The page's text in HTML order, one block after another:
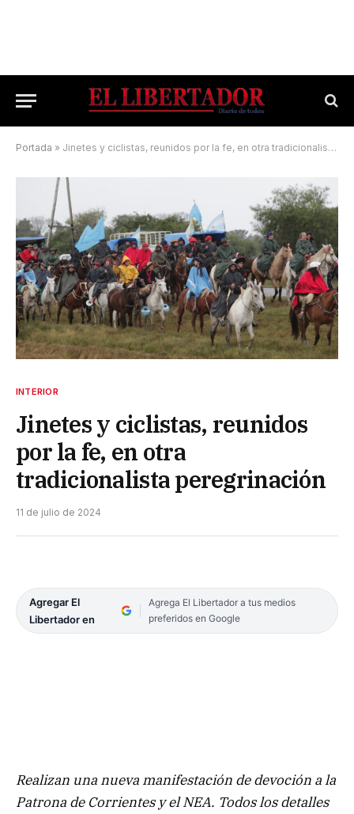
Portada » Jinetes y ciclistas, reunidos por la fe, en otra tradicionalista peregrinación
INTERIOR
Jinetes y ciclistas, reunidos
por la fe, en otra
tradicionalista peregrinación
11 de julio de 2024
Agregar El
Libertador en
Agrega El Libertador a tus medios
preferidos en Google
Realizan una nueva manifestación de devoción a la
Patrona de Corrientes y el NEA. Todos los detalles